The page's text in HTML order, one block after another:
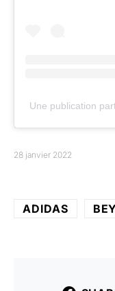
Une publication
28 janvier 2022
ADIDAS